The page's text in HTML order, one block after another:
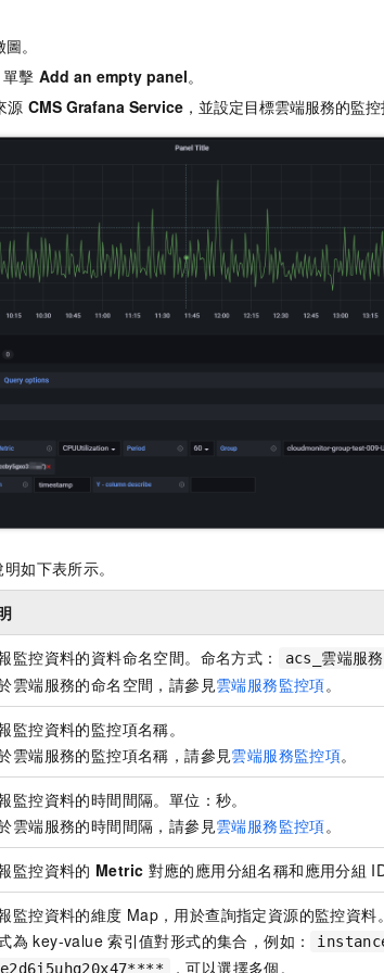
。
擊 Add an empty panel。
源 CMS Grafana Service，並設定目標雲端服務的監
如下表所示。
監控資料的資料命名空間。命名方式： acs_雲端服
雲端服務的命名空間，請參見雲端服務監控項。
監控資料的監控項名稱。
雲端服務的監控項名稱，請參見雲端服務監控項。
監控資料的時間間隔。單位：秒。
雲端服務的時間間隔，請參見雲端服務監控項。
監控資料的 Metric 對應的應用分組名稱和應用分組
監控資料的維度 Map，用於查詢指定資源的監控資料
為 key-value 索引值對形式的集合，例如：
，可以選擇多個。